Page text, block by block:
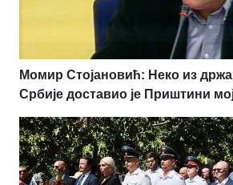
Момир Стојановић: Неко из
Србије доставио је Приштини